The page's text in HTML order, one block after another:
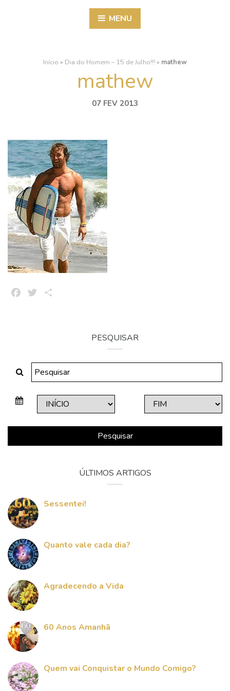
MENU
Início » Dia do Homem – 15 de Julho!!! » mathew
mathew
07 FEV 2013
FacebookTwitter
PESQUISAR
Pesquisar
ÚLTIMOS ARTIGOS
Sessentei!
Quanto vale cada dia?
Agradecendo a Vida
60 Anos Amanhã
Quem vai Conquistar o Mundo Comigo?